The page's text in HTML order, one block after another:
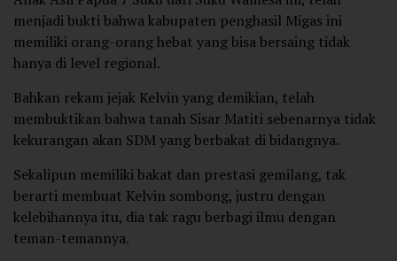
menjadi bukti bahwa kabupaten penghasil Migas ini
memiliki orang-orang hebat yang bisa bersaing tidak
hanya di level regional.
Bahkan rekam jejak Kelvin yang demikian, telah
membuktikan bahwa tanah Sisar Matiti sebenarnya tidak
kekurangan akan SDM yang berbakat di bidangnya.
Sekalipun memiliki bakat dan prestasi gemilang, tak
berarti membuat Kelvin sombong, justru dengan
kelebihannya itu, dia tak ragu berbagi ilmu dengan
teman-temannya.